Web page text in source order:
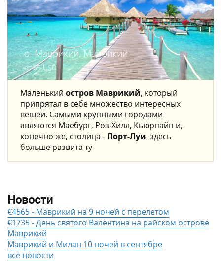
о. Маврикий, Маврикий
от 65 USD
Маленький остров Маврикий, который
припрятал в себе множество интересных
вещей. Самыми крупными городами
являются Маебург, Роз-Хилл, Кьюрпайп и,
конечно же, столица - Порт-Луи, здесь
больше развита ту
Новости
€4565 - Маврикий на 9 ночей с перелетом
€1735 - День святого Валентина на райском острове
Маврикий
Маврикий и Милан 10 ночей в сентябре
все новости